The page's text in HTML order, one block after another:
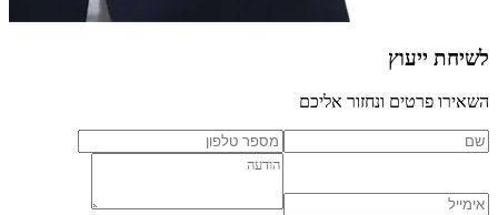
לשיחת ייעוץ
השאירו פרטים ונחזור אליכם